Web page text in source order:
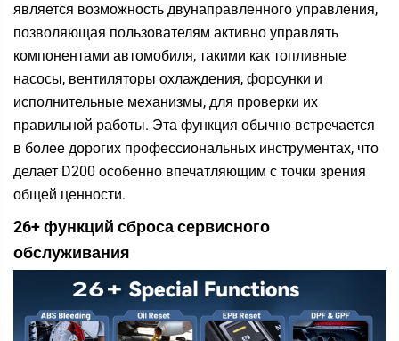
является возможность двунаправленного управления,
позволяющая пользователям активно управлять
компонентами автомобиля, такими как топливные
насосы, вентиляторы охлаждения, форсунки и
исполнительные механизмы, для проверки их
правильной работы. Эта функция обычно встречается
в более дорогих профессиональных инструментах, что
делает D200 особенно впечатляющим с точки зрения
общей ценности.
26+ функций сброса сервисного
обслуживания